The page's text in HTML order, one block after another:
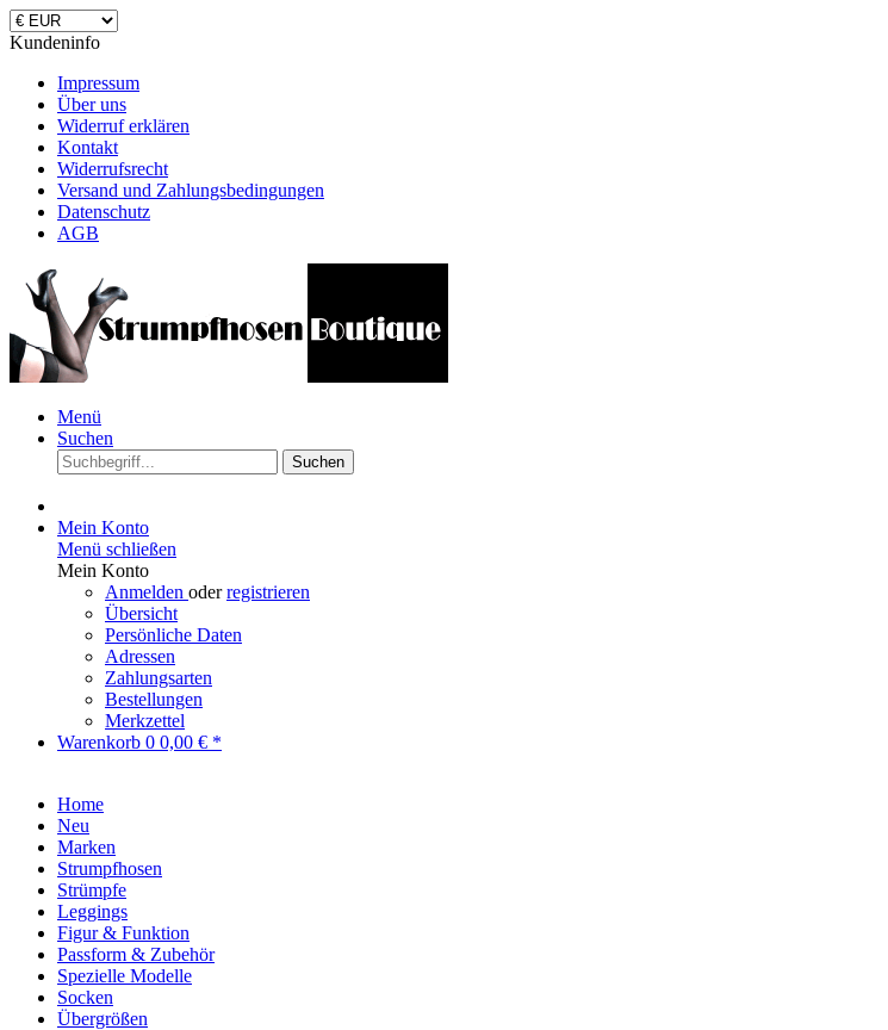
Kundeninfo
Impressum
Über uns
Widerruf erklären
Kontakt
Widerrufsrecht
Versand und Zahlungsbedingungen
Datenschutz
AGB
Menü
Suchen
Suchen
Mein Konto
Menü schließen
Mein Konto
Anmelden oderregistrieren
Übersicht
Persönliche Daten
Adressen
Zahlungsarten
Bestellungen
Merkzettel
Warenkorb 0 0,00 € *
Home
Neu
Marken
Strumpfhosen
Strümpfe
Leggings
Figur & Funktion
Passform & Zubehör
Spezielle Modelle
Socken
Übergrößen